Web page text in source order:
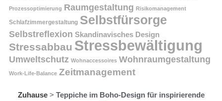
Prozessoptimierung Raumgestaltung Risikomanagement
Schlafzimmergestaltung Selbstfürsorge
Selbstreflexion Skandinavisches Design
Stressabbau Stressbewältigung
Umweltschutz Wohnaccessoires Wohnraumgestaltung
Work-Life-Balance Zeitmanagement
Zuhause> Teppiche im Boho-Design für inspirierende